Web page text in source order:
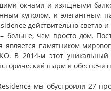
окнами и изящными
куполом, и элегантным
действительно светло
больше, чем просто дом.
является памятником
В 2014-м этот
шарм и
мы обустроили 27